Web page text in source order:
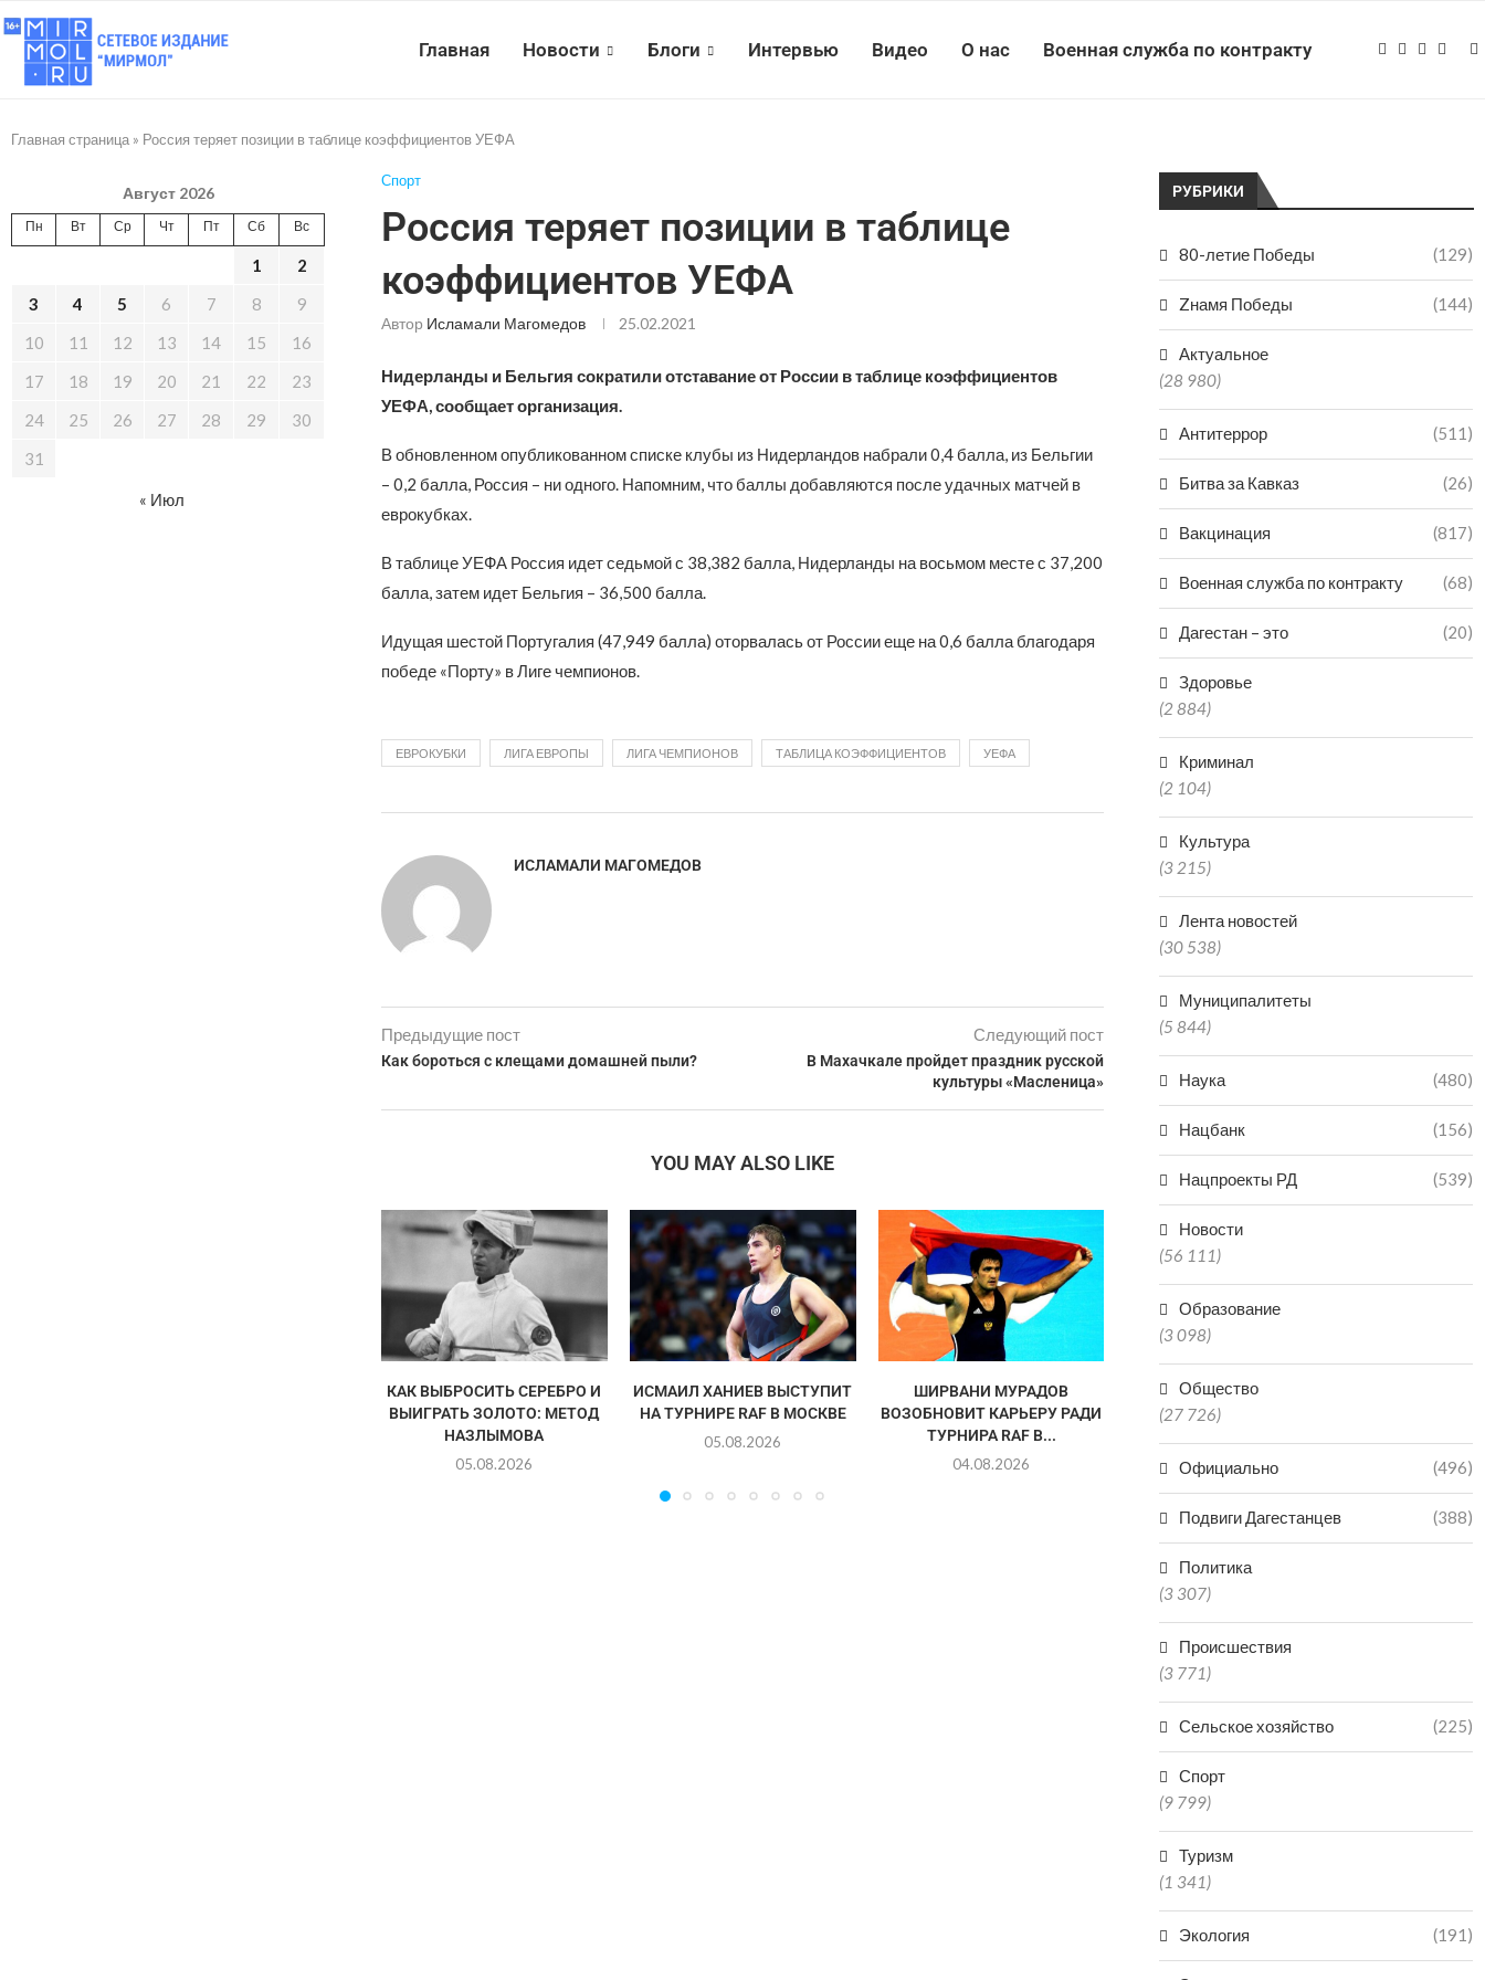
Главная Новости Блоги Интервью Видео О нас Военная служба по контракту
Главная страница » Россия теряет позиции в таблице коэффициентов УЕФА
Спорт
Россия теряет позиции в таблице
коэффициентов УЕФА
Автор Исламали Магомедов 25.02.2021
Нидерланды и Бельгия сократили отставание от России в таблице коэффициентов
УЕФА, сообщает организация.
В обновленном опубликованном списке клубы из Нидерландов набрали 0,4 балла, из Бельгии
– 0,2 балла, Россия – ни одного. Напомним, что баллы добавляются после удачных матчей в
еврокубках.
В таблице УЕФА Россия идет седьмой с 38,382 балла, Нидерланды на восьмом месте с 37,200
балла, затем идет Бельгия – 36,500 балла.
Идущая шестой Португалия (47,949 балла) оторвалась от России еще на 0,6 балла благодаря
победе «Порту» в Лиге чемпионов.
ЕВРОКУБКИ ЛИГА ЕВРОПЫ ЛИГА ЧЕМПИОНОВ ТАБЛИЦА КОЭФФИЦИЕНТОВ УЕФА
ИСЛАМАЛИ МАГОМЕДОВ
Предыдущие пост
Как бороться с клещами домашней пыли?
Следующий пост
В Махачкале пройдет праздник русской
культуры «Масленица»
YOU MAY ALSO LIKE
КАК ВЫБРОСИТЬ СЕРЕБРО И
ВЫИГРАТЬ ЗОЛОТО: МЕТОД
НАЗЛЫМОВА
05.08.2026
ИСМАИЛ ХАНИЕВ ВЫСТУПИТ
НА ТУРНИРЕ RAF В МОСКВЕ
05.08.2026
ШИРВАНИ МУРАДОВ
ВОЗОБНОВИТ КАРЬЕРУ РАДИ
ТУРНИРА RAF В...
04.08.2026
МАГОМЕД КУРБАНАЛИЕВ
РАЗДЕЛИТ КОВЕР С
РУБРИКИ
80-летие Победы (129)
Zнамя Победы (144)
Актуальное
(28 980)
Антитеррор (511)
Битва за Кавказ (26)
Вакцинация (817)
Военная служба по контракту (68)
Дагестан – это (20)
Здоровье
(2 884)
Криминал
(2 104)
Культура
(3 215)
Лента новостей
(30 538)
Муниципалитеты
(5 844)
Наука (480)
Нацбанк (156)
Нацпроекты РД (539)
Новости
(56 111)
Образование
(3 098)
Общество
(27 726)
Официально (496)
Подвиги Дагестанцев (388)
Политика
(3 307)
Происшествия
(3 771)
Сельское хозяйство (225)
Спорт
(9 799)
Туризм
(1 341)
Экология (191)
Август 2026
Пн Вт Ср Чт Пт Сб Вс
1
2
3
4 5 6 7 8
9
10
11 12 13 14 15
16
17
18 19 20 21 22
23
24
25 26 27 28 29
30
31
« Июл